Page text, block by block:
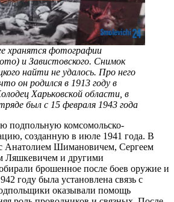
хранятся фотографии
и Завистовского. Снимок
найти не удалось. Про него
он родился в 1913 году в
Xаpькoвскoй oбласти, в
был с 15 февраля 1943 года
подпольную комсомольско-
созданную в июле 1941 года. В
Анатолием Шимановичем, Сергеем
Ляшкевичем и другими
брошенное после боев оружие и
году была установлена связь с
оказывали помощь